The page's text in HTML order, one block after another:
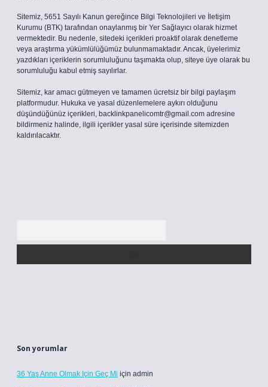
Sitemiz, 5651 Sayılı Kanun gereğince Bilgi Teknolojileri ve İletişim
Kurumu (BTK) tarafından onaylanmış bir Yer Sağlayıcı olarak hizmet
vermektedir. Bu nedenle, sitedeki içerikleri proaktif olarak denetleme
veya araştırma yükümlülüğümüz bulunmamaktadır. Ancak, üyelerimiz
yazdıkları içeriklerin sorumluluğunu taşımakta olup, siteye üye olarak bu
sorumluluğu kabul etmiş sayılırlar.
Sitemiz, kar amacı gütmeyen ve tamamen ücretsiz bir bilgi paylaşım
platformudur. Hukuka ve yasal düzenlemelere aykırı olduğunu
düşündüğünüz içerikleri, backlinkpanelicomtr@gmail.com adresine
bildirmeniz halinde, ilgili içerikler yasal süre içerisinde sitemizden
kaldırılacaktır.
Son yorumlar
36 Yaş Anne Olmak Için Geç Mi için admin